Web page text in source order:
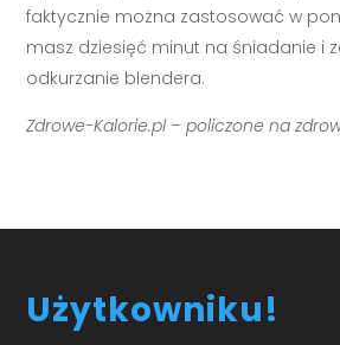
faktycznie można zastosować w
masz dziesięć minut na śniadanie i
odkurzanie blendera.
Zdrowe-Kalorie.pl – policzone na
Użytkowniku!